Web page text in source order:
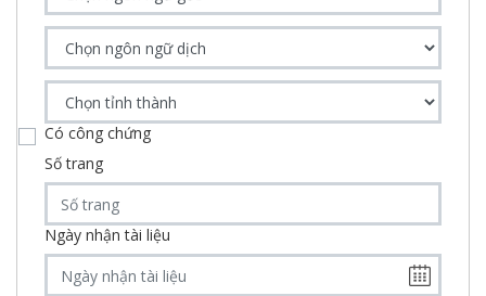
Có công chứng
Số trang
Ngày nhận tài liệu